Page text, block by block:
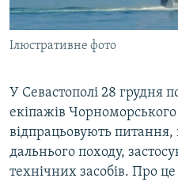
УКРАЇНСЬКА ПРОБЛЕМА КРИМУ
ІНФОГРАФІКА
Qırımtatar
ДОЛУЧАЙСЯ!
Усі сайти RFE/RL
Ілюстративне фото
У Севастополі 28 грудня
екіпажів Чорноморського
відпрацьовують питання,
дальнього походу,
технічних засобів. Про